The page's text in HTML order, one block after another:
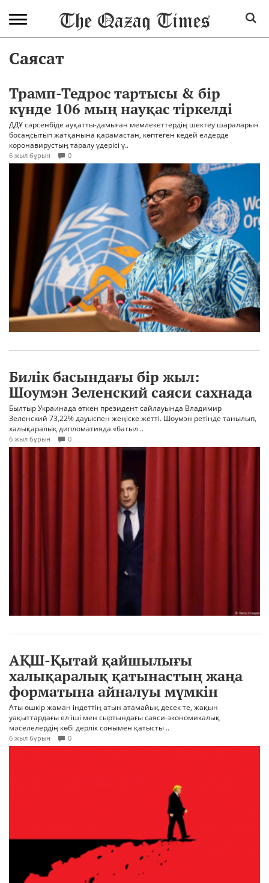
Саясат
Трамп-Тедрос тартысы & бір
күнде 106 мың науқас тіркелді
ДДҰ сәрсенбіде ауқатты-дамыған мемлекеттердің шектеу шараларын
босаңсытып жатқанына қарамастан, көптеген кедей елдерде
коронавирустың таралу үдерісі ү..
6 жыл бұрын 0
Билік басындағы бір жыл:
Шоумэн Зеленский саяси сахнада
Былтыр Украинада өткен президент сайлауында Владимир
Зеленский 73,22% дауыспен жеңіске жетті. Шоумэн ретінде танылып,
халықаралық дипломатияда «батыл ..
6 жыл бұрын 0
АҚШ-Қытай қайшылығы
халықаралық қатынастың жаңа
форматына айналуы мүмкін
Аты өшкір жаман індеттің атын атамайық десек те, жақын
уақыттардағы ел іші мен сыртындағы саяси-экономикалық
мәселелердің көбі дерлік сонымен қатысты ..
6 жыл бұрын 0